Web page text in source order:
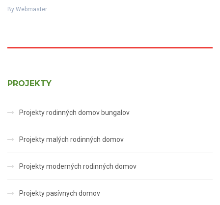
By Webmaster
PROJEKTY
Projekty rodinných domov bungalov
Projekty malých rodinných domov
Projekty moderných rodinných domov
Projekty pasívnych domov